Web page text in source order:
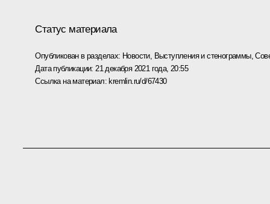
Статус материала
Опубликован в разделах: Новости, Выступления и стенограммы,
Дата публикации: 21 декабря 2021 года, 20:55
Ссылка на материал: kremlin.ru/d/67430